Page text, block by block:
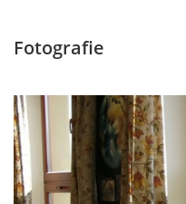
VOLNÁ PRACOVNÍ MÍSTA
ARBORETUM ŠKOLY
Fotografie